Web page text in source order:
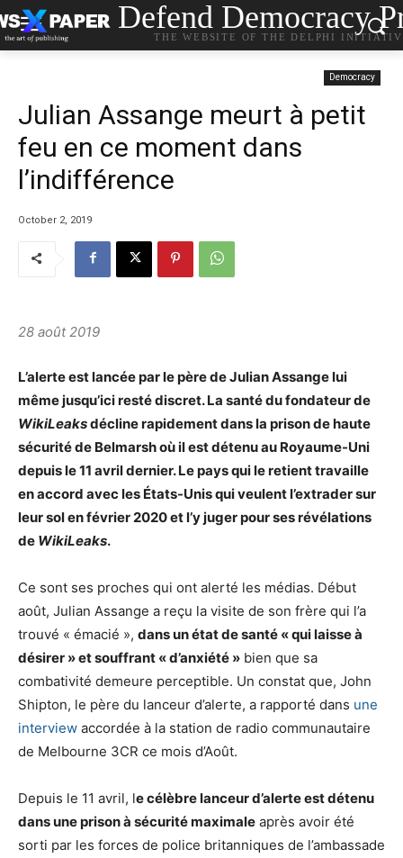
Defend Democracy
THE WEBSITE OF THE DELPHI
Democracy
Julian Assange meurt à petit
feu en ce moment dans
l’indifférence
October 2, 2019
28 août 2019
L’alerte est lancée par le père de Julian Assange lui
même jusqu’ici resté discret. La santé du fondateur de
WikiLeaksdécline rapidement dans la prison de haute
sécurité de Belmarsh où il est détenu au Royaume-Uni
depuis le 11 avril dernier. Le pays qui le retient travaille
en accord avec les États-Unis qui veulent l’extrader sur
leur sol en février 2020 et l’y juger pour ses révélations
de WikiLeaks.
Ce sont ses proches qui ont alerté les médias. Début
août, Julian Assange a reçu la visite de son frère qui l’a
trouvé « émacié », dans un état de santé « qui laisse à
désirer » et souffrant « d’anxiété » bien que sa
combativité demeure perceptible. Un constat que, John
Shipton, le père du lanceur d’alerte, a rapporté dans une
interview accordée à la station de radio communautaire
de Melbourne 3CR ce mois d’Août.
Depuis le 11 avril, le célèbre lanceur d’alerte est détenu
dans une prison à sécurité maximale après avoir été
sorti par les forces de police britanniques de l’ambassade